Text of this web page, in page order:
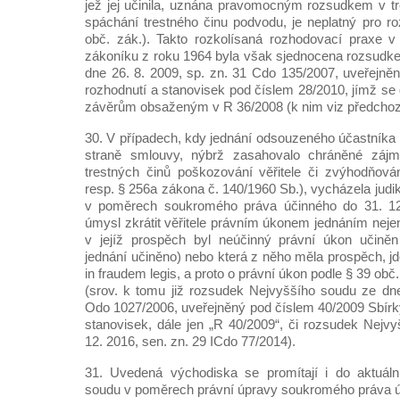
jež jej učinila, uznána pravomocným rozsudkem v
spáchání trestného činu podvodu, je neplatný pro
obč. zák.). Takto rozkolísaná rozhodovací praxe v
zákoníku z roku 1964 byla však sjednocena
dne 26. 8. 2009, sp. zn. 31 Cdo 135/2007,
rozhodnutí a stanovisek pod číslem 28/2010, jímž
závěrům obsaženým v R 36/2008 (k nim viz
30. V případech, kdy jednání odsouzeného
straně smlouvy, nýbrž zasahovalo chráněné
trestných činů poškozování věřitele či
resp. § 256a zákona č. 140/1960 Sb.), vycházela
v poměrech soukromého práva účinného do 31.
úmysl zkrátit věřitele právním úkonem jednáním
v jejíž prospěch byl neúčinný právní úkon
jednání učiněno) nebo která z něho měla prospěch,
in fraudem legis, a proto o právní úkon podle § 39
(srov. k tomu již rozsudek Nejvyššího soudu ze
Odo 1027/2006, uveřejněný pod číslem 40/2009
stanovisek, dále jen „R 40/2009“, či rozsudek
12. 2016, sen. zn. 29 ICdo 77/2014).
31. Uvedená východiska se promítají i do
soudu v poměrech právní úpravy soukromého práva